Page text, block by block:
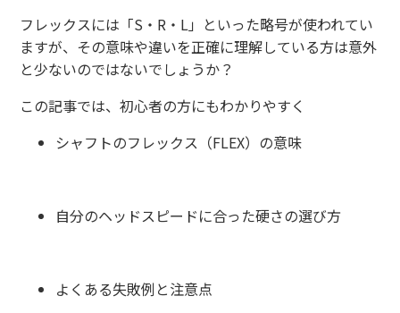
フレックスには「S・R・L」といった略号が使われてい
ますが、その意味や違いを正確に理解している方は意外
と少ないのではないでしょうか？
この記事では、初心者の方にもわかりやすく
シャフトのフレックス（FLEX）の意味
自分のヘッドスピードに合った硬さの選び方
よくある失敗例と注意点